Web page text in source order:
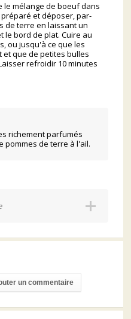
le mélange de boeuf dans
et déposer, par-
de terre en laissant un
le bord de plat. Cuire au
ou jusqu'à ce que les
que de petites bulles
refroidir 10 minutes
richement parfumés
pommes de terre à l'ail.
un commentaire